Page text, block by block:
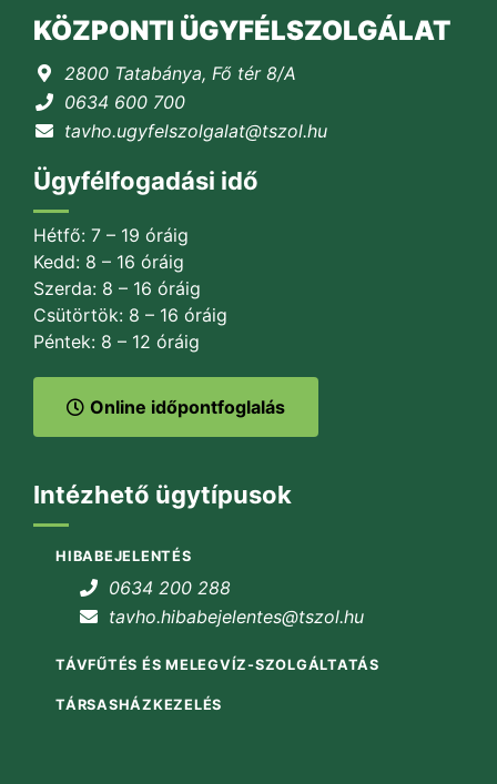
KÖZPONTI ÜGYFÉLSZOLGÁLAT
2800 Tatabánya, Fő tér 8/A
0634 600 700
tavho.ugyfelszolgalat@tszol.hu
Ügyfélfogadási idő
Hétfő: 7 – 19 óráig
Kedd: 8 – 16 óráig
Szerda: 8 – 16 óráig
Csütörtök: 8 – 16 óráig
Péntek: 8 – 12 óráig
Online időpontfoglalás
Intézhető ügytípusok
HIBABEJELENTÉS
0634 200 288
tavho.hibabejelentes@tszol.hu
TÁVFŰTÉS ÉS MELEGVÍZ-SZOLGÁLTATÁS
TÁRSASHÁZKEZELÉS